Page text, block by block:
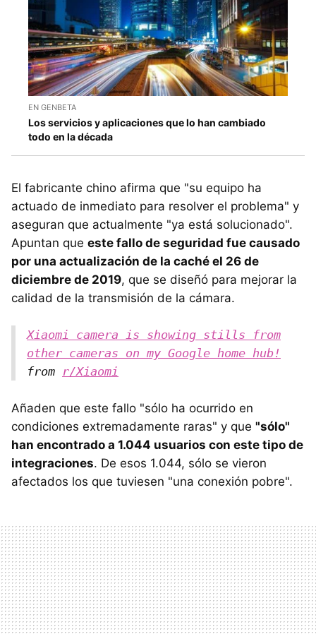
EN GENBETA
Los servicios y aplicaciones que lo han cambiado
todo en la década
El fabricante chino afirma que "su equipo ha
actuado de inmediato para resolver el problema" y
aseguran que actualmente "ya está solucionado".
Apuntan que este fallo de seguridad fue causado
por una actualización de la caché el 26 de
diciembre de 2019, que se diseñó para mejorar la
calidad de la transmisión de la cámara.
Xiaomi camera is showing stills from
other cameras on my Google home hub!
from r/Xiaomi
Añaden que este fallo "sólo ha ocurrido en
condiciones extremadamente raras" y que "sólo"
han encontrado a 1.044 usuarios con este tipo de
integraciones. De esos 1.044, sólo se vieron
afectados los que tuviesen "una conexión pobre".